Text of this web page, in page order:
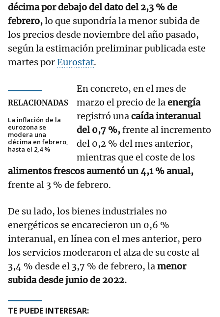
décima por debajo del dato del 2,3 % de
febrero,lo que supondría la menor subida de
los precios desde noviembre del año pasado,
según la estimación preliminar publicada este
martes porEurostat.
RELACIONADAS
La inflación de la
eurozona se
modera una
décima en febrero,
hasta el 2,4 %
En concreto, en el mes de
marzo el precio de laenergía
registró unacaída interanual
del 0,7 %,frente al incremento
del 0,2 % del mes anterior,
mientras que el coste de los
alimentos frescos aumentó un 4,1 % anual,
frente al 3 % de febrero.
De su lado, los bienes industriales no
energéticos se encarecieron un 0,6 %
interanual, en línea con el mes anterior, pero
los servicios moderaron el alza de su coste al
3,4 % desde el 3,7 % de febrero, lamenor
subida desde junio de 2022.
TE PUEDE INTERESAR: